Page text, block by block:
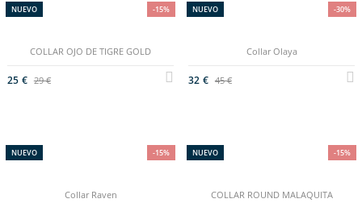
-15%
NUEVO
COLLAR OJO DE TIGRE GOLD
25 € 29 €
-30%
NUEVO
Collar Olaya
32 € 45 €
-15%
NUEVO
Collar Raven
-15%
NUEVO
COLLAR ROUND MALAQUITA